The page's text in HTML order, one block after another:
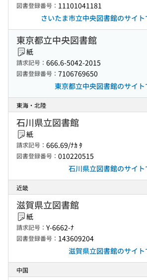
図書登録番号： 11101041181
さいたま市立中央図書館のサイ
東京都立中央図書館
紙
請求記号： 666.6-5042-2015
図書登録番号： 7106769650
東京都立中央図書館のサイ
東海・北陸
石川県立図書館
紙
請求記号： 666.69/ﾅｶ ﾀ
図書登録番号： 010220515
石川県立図書館のサイ
近畿
滋賀県立図書館
紙
請求記号： Y-6662-ﾅ
図書登録番号： 143609204
滋賀県立図書館のサイ
中国